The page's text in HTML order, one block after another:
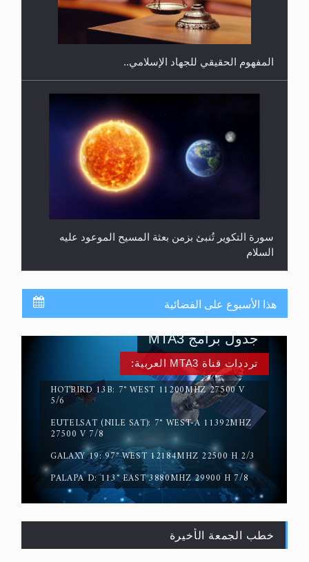
المفهوم الحقيقي للجهاد الإسلامي..
حقيقة المسيح الدجال
هذا الأسبوع على الفضائية
ترددات قناة MTA3 العربية:
HOTBIRD 13B: 7° WEST 11200MHZ 27500 V
5/6
EUTELSAT (NILE SAT): 7° WEST-A 11392MHZ
27500 V 7/8
GALAXY 19: 97° WEST 12184MHZ 22500 H 2/3
PALAPA D: 113° EAST 3880MHZ 29900 H 7/8
جدول برامج MTA3
خطب الجمعة الأخيرة